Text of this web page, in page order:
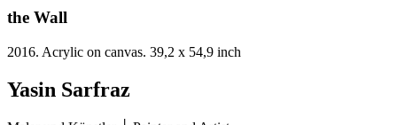
the Wall
2016. Acrylic on canvas. 39,2 x 54,9 inch
Yasin Sarfraz